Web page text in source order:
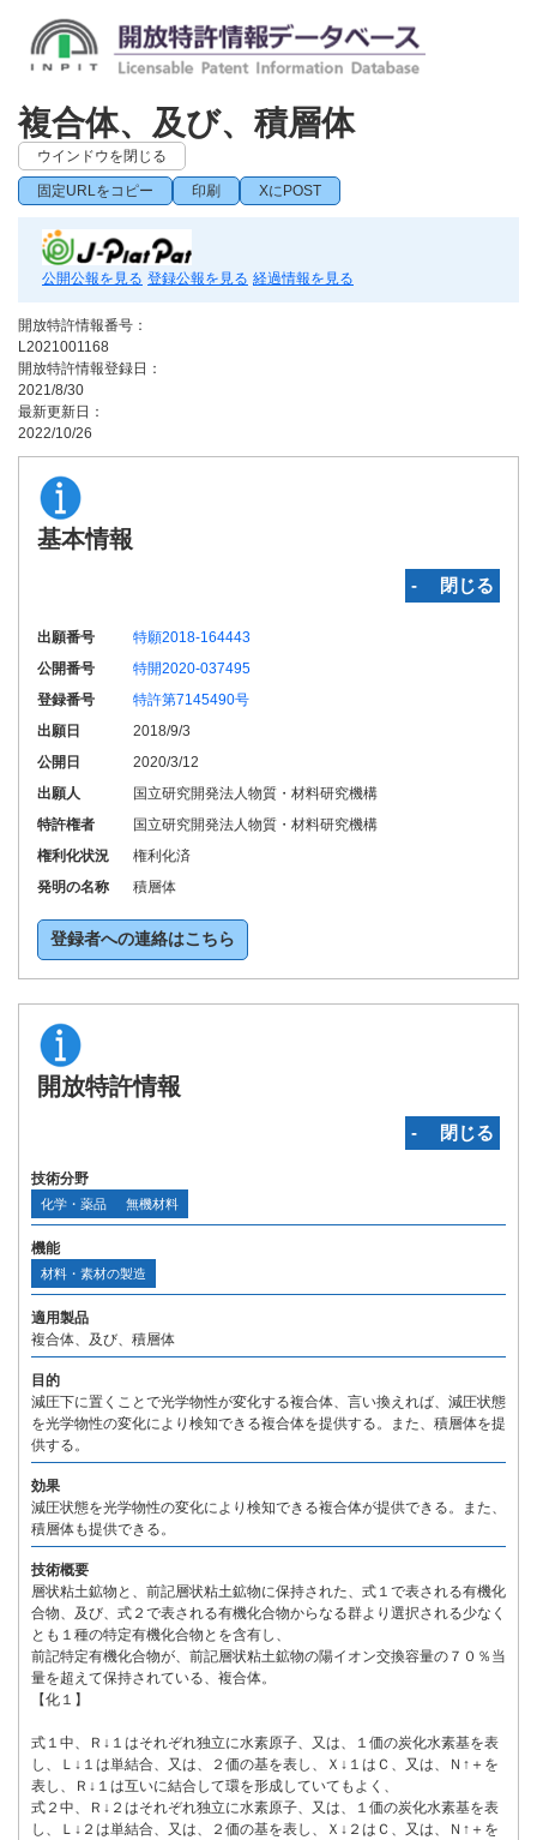
複合体、及び、積層体
ウインドウを閉じる
固定URLをコピー 印刷 XにPOST
公開公報を見る 登録公報を見る 経過情報を見る
開放特許情報番号：
L2021001168
開放特許情報登録日：
2021/8/30
最新更新日：
2022/10/26
基本情報
‐ 閉じる
出願番号
特願2018-164443
公開番号
特開2020-037495
登録番号
特許第7145490号
出願日
2018/9/3
公開日
2020/3/12
出願人
国立研究開発法人物質・材料研究機構
特許権者
国立研究開発法人物質・材料研究機構
権利化状況
権利化済
発明の名称
積層体
登録者への連絡はこちら
開放特許情報
‐ 閉じる
技術分野
化学・薬品 無機材料
機能
材料・素材の製造
適用製品
複合体、及び、積層体
目的
減圧下に置くことで光学物性が変化する複合体、言い換えれば、減圧状態
を光学物性の変化により検知できる複合体を提供する。また、積層体を提
供する。
効果
減圧状態を光学物性の変化により検知できる複合体が提供できる。また、
積層体も提供できる。
技術概要
層状粘土鉱物と、前記層状粘土鉱物に保持された、式１で表される有機化
合物、及び、式２で表される有機化合物からなる群より選択される少なく
とも１種の特定有機化合物とを含有し、
前記特定有機化合物が、前記層状粘土鉱物の陽イオン交換容量の７０％当
量を超えて保持されている、複合体。
【化１】
式１中、Ｒ↓１はそれぞれ独立に水素原子、又は、１価の炭化水素基を表
し、Ｌ↓１は単結合、又は、２価の基を表し、Ｘ↓１はＣ、又は、Ｎ↑＋を
表し、Ｒ↓１は互いに結合して環を形成していてもよく、
式２中、Ｒ↓２はそれぞれ独立に水素原子、又は、１価の炭化水素基を表
し、Ｌ↓２は単結合、又は、２価の基を表し、Ｘ↓２はＣ、又は、Ｎ↑＋を